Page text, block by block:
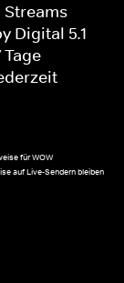
Digital 5.1
für WOW
auf Live-Sendern bleiben